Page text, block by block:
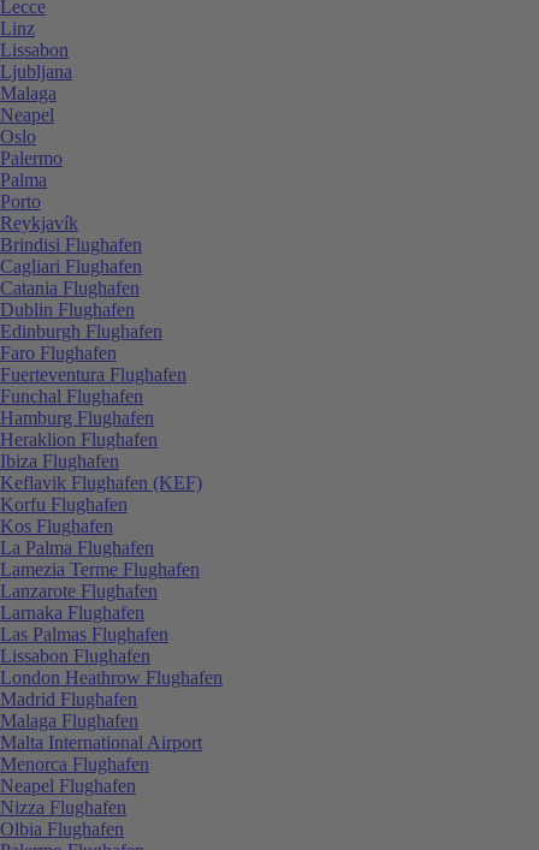
Lecce
Linz
Lissabon
Ljubljana
Malaga
Neapel
Oslo
Palermo
Palma
Porto
Reykjavík
Brindisi Flughafen
Cagliari Flughafen
Catania Flughafen
Dublin Flughafen
Edinburgh Flughafen
Faro Flughafen
Fuerteventura Flughafen
Funchal Flughafen
Hamburg Flughafen
Heraklion Flughafen
Ibiza Flughafen
Keflavik Flughafen (KEF)
Korfu Flughafen
Kos Flughafen
La Palma Flughafen
Lamezia Terme Flughafen
Lanzarote Flughafen
Larnaka Flughafen
Las Palmas Flughafen
Lissabon Flughafen
London Heathrow Flughafen
Madrid Flughafen
Malaga Flughafen
Malta International Airport
Menorca Flughafen
Neapel Flughafen
Nizza Flughafen
Olbia Flughafen